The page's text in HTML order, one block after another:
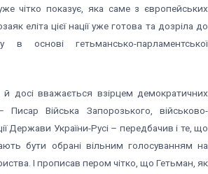
чітко показує, яка саме з європейських
еліта цієї нації уже готова та дозріла до
в основі гетьмансько-парламентської
й досі вважається взірцем демократичних
Писар Війська Запорозького, військово-
Держави України-Русі – передбачив і те, що
бути обрані вільним голосуванням на
І прописав пером чітко, що Гетьман, як